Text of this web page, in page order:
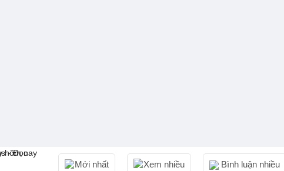
Mới nhất Xem nhiều Bình luận nhiều